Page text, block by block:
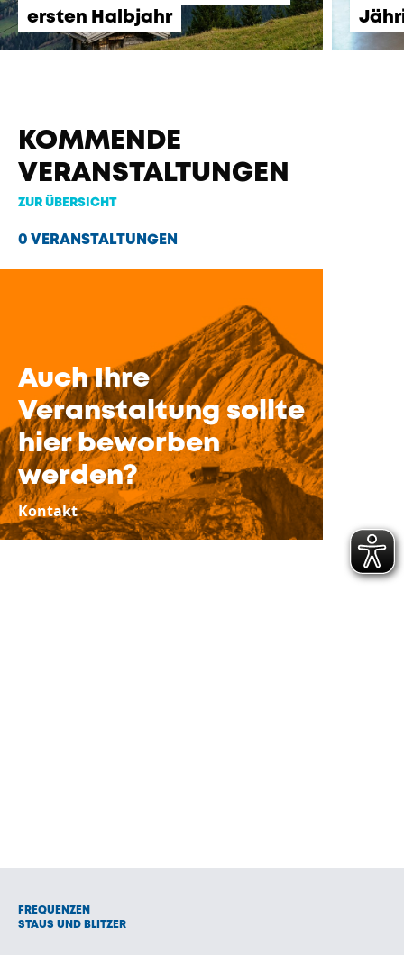
ersten Halbjahr
KOMMENDE
VERANSTALTUNGEN
ZUR ÜBERSICHT
0 VERANSTALTUNGEN
Auch Ihre
Veranstaltung sollte
hier beworben
werden?
Kontakt
FREQUENZEN
STAUS UND BLITZER